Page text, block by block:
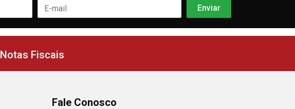
Notas Fiscais
Fale Conosco